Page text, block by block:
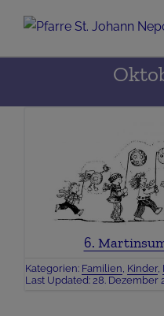
Inhalt
springen
6.
Kategorien: Familien Kinder,
Last Updated: 28. Dezember